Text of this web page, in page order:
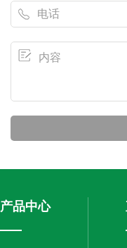
产品中心